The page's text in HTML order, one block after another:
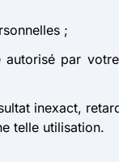
;
par
inexact,
telle utilisation.